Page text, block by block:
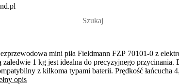
mini piła Fieldmann FZP 70101-0 z
zaledwie 1 kg jest idealna do precyzyjnego
z kilkoma typami baterii. Prędkość łańcucha
opis